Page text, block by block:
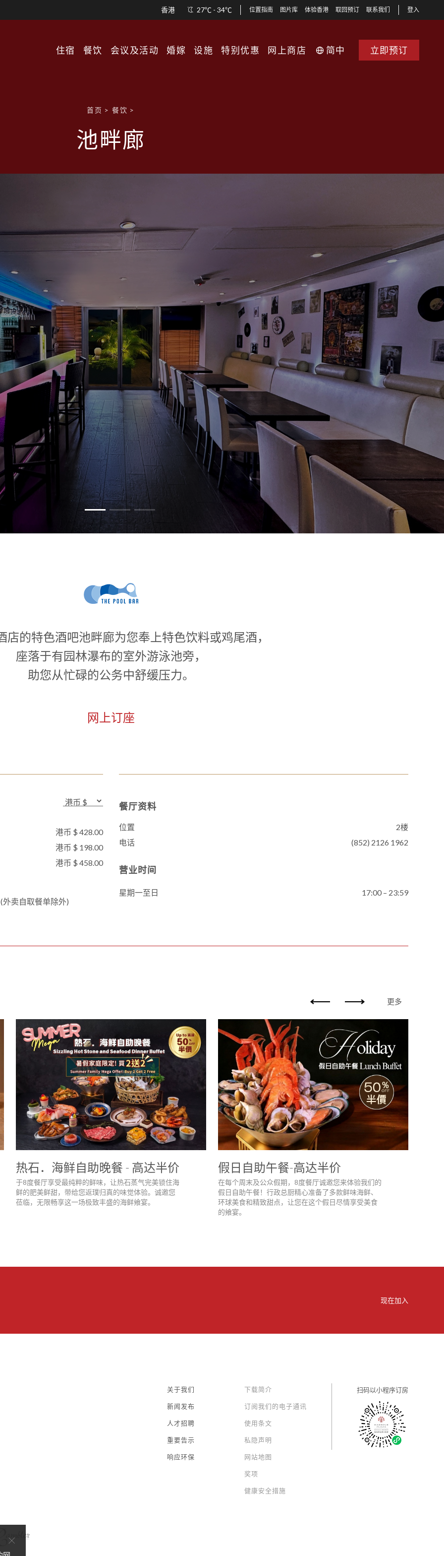
3:06 PM 27℃ - 34℃ 位置指南 图片库 体验香港 取回预订 联系我们 登入
住宿 餐饮 会议及活动 婚嫁 设施 特别优惠 网上商店 简中 立即预订
首页 > 餐饮 >
池畔廊
店的特色酒吧池畔廊为您奉上特色饮料或鸡尾酒，
座落于有园林瀑布的室外游泳池旁，
助您从忙碌的公务中舒缓压力。
网上订座
港币 $ 428.00
港币 $ 198.00
港币 $ 458.00
卖自取餐单除外)
餐厅资料
位置
2楼
电话
(852) 2126 1962
营业时间
星期一至日 17:00 – 23:59
更多
热石．海鲜自助晚餐 - 高达半价
于8度餐厅享受最纯粹的鲜味，让热石蒸气完美锁住海
鲜的肥美鲜甜，带给您返璞归真的味觉体验。诚邀您
莅临，无限畅享这一场极致丰盛的海鲜飨宴。
假日自助午餐-高达半价
在每个周末及公众假期，8度餐厅诚邀您来体验我们的
假日自助午餐！行政总厨精心准备了多款鲜味海鲜、
环球美食和精致甜点，让您在这个假日尽情享受美食
的飨宴。
现在加入
关于我们
新闻发布
人才招聘
重要告示
响应环保
下载简介
订阅我们的电子通讯
使用条文
私隐声明
网站地图
奖项
健康安全措施
扫码以小程序订房
×